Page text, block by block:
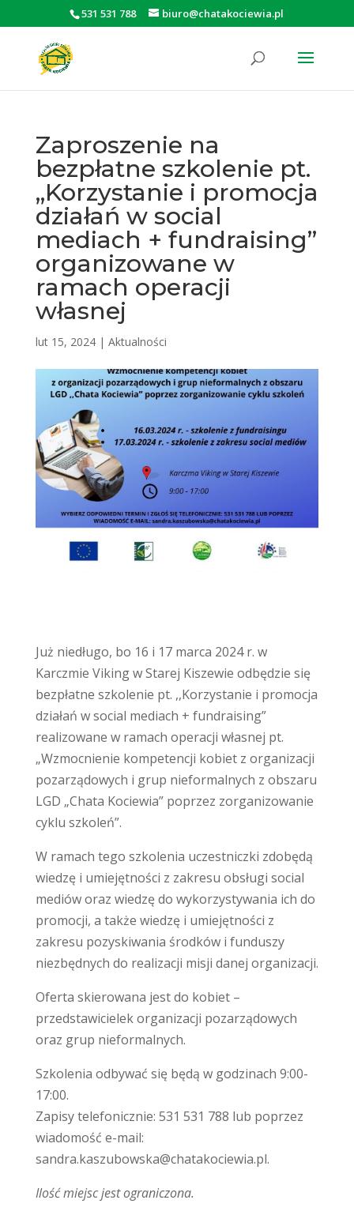
Otwórz pasek narzędzi
531 531 788 biuro@chatakociewia.pl
Zaproszenie na
bezpłatne szkolenie pt.
,,Korzystanie i promocja
działań w social
mediach + fundraising”
organizowane w
ramach operacji
własnej
lut 15, 2024| Aktualności
Już niedługo, bo 16 i 17 marca 2024 r. w
Karczmie Viking w Starej Kiszewie odbędzie się
bezpłatne szkolenie pt. ,,Korzystanie i promocja
działań w social mediach + fundraising”
realizowane w ramach operacji własnej pt.
„Wzmocnienie kompetencji kobiet z organizacji
pozarządowych i grup nieformalnych z obszaru
LGD „Chata Kociewia” poprzez zorganizowanie
cyklu szkoleń”.
W ramach tego szkolenia uczestniczki zdobędą
wiedzę i umiejętności z zakresu obsługi social
mediów oraz wiedzę do wykorzystywania ich do
promocji, a także wiedzę i umiejętności z
zakresu pozyskiwania środków i funduszy
niezbędnych do realizacji misji danej organizacji.
Oferta skierowana jest do kobiet –
przedstawicielek organizacji pozarządowych
oraz grup nieformalnych.
Szkolenia odbywać się będą w godzinach 9:00-
17:00.
Zapisy telefonicznie: 531 531 788 lub poprzez
wiadomość e-mail:
sandra.kaszubowska@chatakociewia.pl.
Ilość miejsc jest ograniczona.